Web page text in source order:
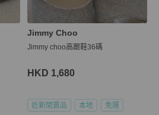
Jimmy Choo
Jimmy choo高跟鞋36碼
HKD 1,680
近新閒置品 本地 免運